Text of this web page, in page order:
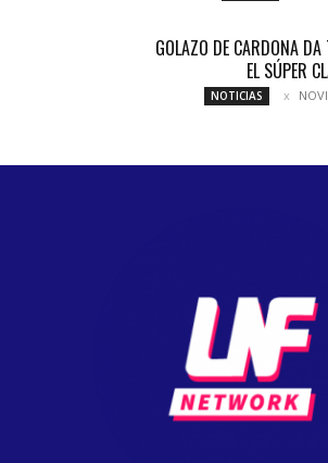
GOLAZO DE CARDONA
EL SÚPER
NOTICIAS